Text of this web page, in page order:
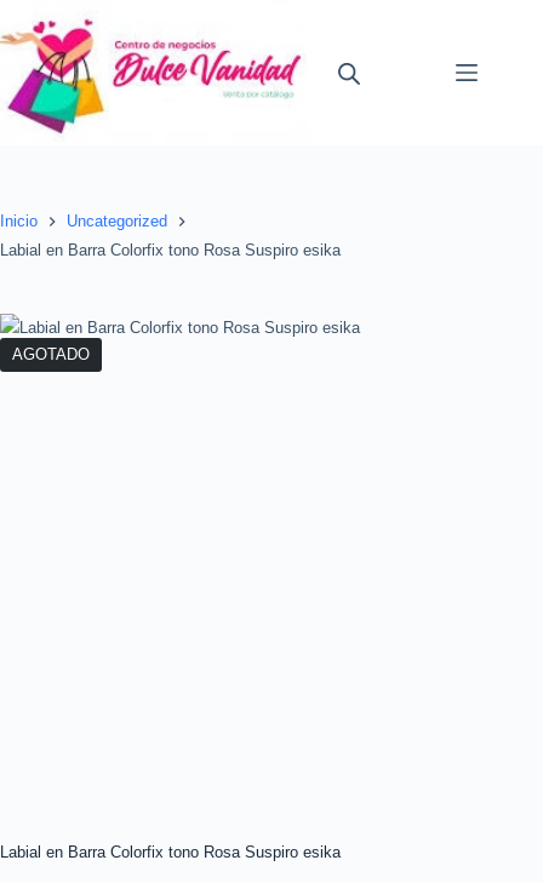
al
contenido
Inicio
Uncategorized
Labial en Barra Colorfix tono Rosa Suspiro esika
AGOTADO
Labial en Barra Colorfix tono Rosa Suspiro esika